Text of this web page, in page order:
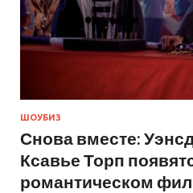
ШОУБИЗ
Снова вместе:
Ксавье Торп
романтическом